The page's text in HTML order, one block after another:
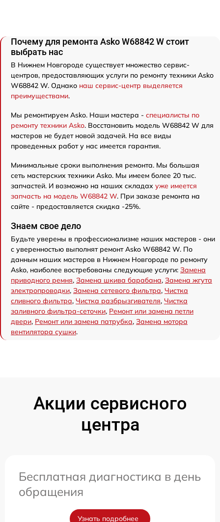
Почему для ремонта Asko W68842 W стоит
выбрать нас
В Нижнем Новгороде существует множество сервис-
центров, предоставляющих услуги по ремонту техники Asko
W68842 W. Однако наш сервис-центр выделяется
преимуществами.
Мы ремонтируем Asko. Наши мастера - специалисты по
ремонту техники Asko. Восстановить модель W68842 W для
мастеров не будет новой задачей. На все виды
проведенных работ у нас имеется гарантия.
Минимальные сроки выполнения ремонта. Мы большая
сеть мастерских техники Asko. Мы имеем более 20 тыс.
запчастей. И возможно на наших складах уже имеется
запчасть на модель W68842 W. При заказе ремонта на
сайте - предоставляется скидка -25%.
Знаем свое дело
Будьте уверены в профессионализме наших мастеров - они
с уверенностью выполнят ремонт Asko W68842 W. По
данным наших мастеров в Нижнем Новгороде по ремонту
Asko, наиболее востребованы следующие услуги: Замена
приводного ремня, Замена шкива барабана, Замена жгута
электропроводки, Замена сетевого фильтра, Чистка
сливного фильтра, Чистка разбрызгивателя, Чистка
заливного фильтра-сеточки, Ремонт или замена петли
двери, Ремонт или замена патрубка, Замена мотора
вентилятора сушки.
Акции сервисного
центра
Бесплатная диагностика в день
обращения
Узнать подробнее